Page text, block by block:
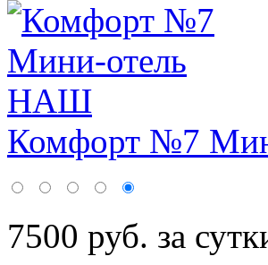
Комфорт №7
7500 руб. за